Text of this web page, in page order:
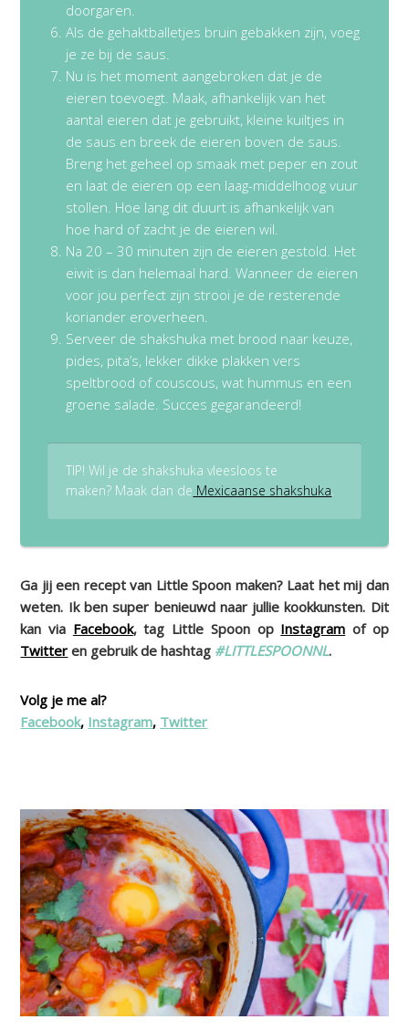
doorgaren.
Als de gehaktballetjes bruin gebakken zijn, voeg
je ze bij de saus.
Nu is het moment aangebroken dat je de
eieren toevoegt. Maak, afhankelijk van het
aantal eieren dat je gebruikt, kleine kuiltjes in
de saus en breek de eieren boven de saus.
Breng het geheel op smaak met peper en zout
en laat de eieren op een laag-middelhoog vuur
stollen. Hoe lang dit duurt is afhankelijk van
hoe hard of zacht je de eieren wil.
Na 20 – 30 minuten zijn de eieren gestold. Het
eiwit is dan helemaal hard. Wanneer de eieren
voor jou perfect zijn strooi je de resterende
koriander eroverheen.
Serveer de shakshuka met brood naar keuze,
pides, pita’s, lekker dikke plakken vers
speltbrood of couscous, wat hummus en een
groene salade. Succes gegarandeerd!
TIP! Wil je de shakshuka vleesloos te
maken? Maak dan de Mexicaanse shakshuka.
Ga jij een recept van Little Spoon maken? Laat het mij dan
weten. Ik ben super benieuwd naar jullie kookkunsten. Dit
kan via Facebook, tag Little Spoon op Instagram of op
Twitter en gebruik de hashtag #LITTLESPOONNL.
Volg je me al?
Facebook, Instagram, Twitter